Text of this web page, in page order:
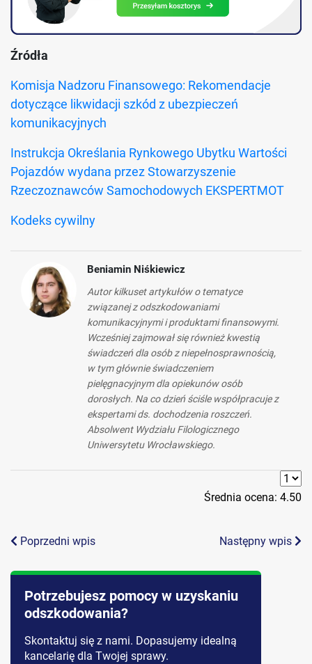
Źródła
Komisja Nadzoru Finansowego: Rekomendacje
dotyczące likwidacji szkód z ubezpieczeń
komunikacyjnych
Instrukcja Określania Rynkowego Ubytku Wartości
Pojazdów wydana przez Stowarzyszenie
Rzeczoznawców Samochodowych EKSPERTMOT
Kodeks cywilny
Beniamin Niśkiewicz
Autor kilkuset artykułów o tematyce
związanej z odszkodowaniami
komunikacyjnymi i produktami finansowymi.
Wcześniej zajmował się również kwestią
świadczeń dla osób z niepełnosprawnością,
w tym głównie świadczeniem
pielęgnacyjnym dla opiekunów osób
dorosłych. Na co dzień ściśle współpracuje z
ekspertami ds. dochodzenia roszczeń.
Absolwent Wydziału Filologicznego
Uniwersytetu Wrocławskiego.
Średnia ocena: 4.50
Poprzedni wpis Następny wpis
Potrzebujesz pomocy w uzyskaniu
odszkodowania?
Skontaktuj się z nami. Dopasujemy idealną
kancelarię dla Twojej sprawy.